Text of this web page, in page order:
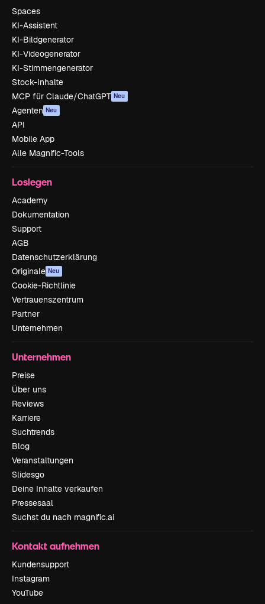
Spaces
KI-Assistent
KI-Bildgenerator
KI-Videogenerator
KI-Stimmengenerator
Stock-Inhalte
MCP für Claude/ChatGPT Neu
Agenten Neu
API
Mobile App
Alle Magnific-Tools
Loslegen
Academy
Dokumentation
Support
AGB
Datenschutzerklärung
Originale Neu
Cookie-Richtlinie
Vertrauenszentrum
Partner
Unternehmen
Unternehmen
Preise
Über uns
Reviews
Karriere
Suchtrends
Blog
Veranstaltungen
Slidesgo
Deine Inhalte verkaufen
Pressesaal
Suchst du nach magnific.ai
Kontakt aufnehmen
Kundensupport
Instagram
YouTube